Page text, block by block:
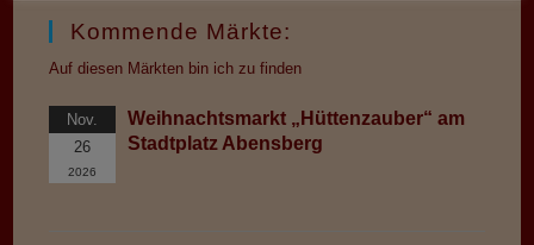
Kommende Märkte:
Auf diesen Märkten bin ich zu finden
Nov.
26
2026
Weihnachtsmarkt „Hüttenzauber“ am
Stadtplatz Abensberg